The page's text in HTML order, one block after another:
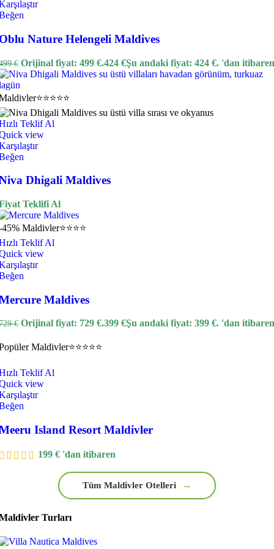
Nature Helengeli Maldives
€ Orijinal fiyat: 499 €.424 €Şu andaki fiyat: 424 €. 'dan itibaren
⭐⭐⭐⭐⭐
Teklif Al
view
Dhigali Maldives
Teklifi Al
45% Maldivler⭐⭐⭐⭐
Teklif Al
view
Maldives
€ Orijinal fiyat: 729 €.399 €Şu andaki fiyat: 399 €. 'dan itibaren
Maldivler⭐⭐⭐⭐⭐
Teklif Al
view
Island Resort Maldivler
199 € 'dan itibaren
Tüm Maldivler Otelleri →
Turları